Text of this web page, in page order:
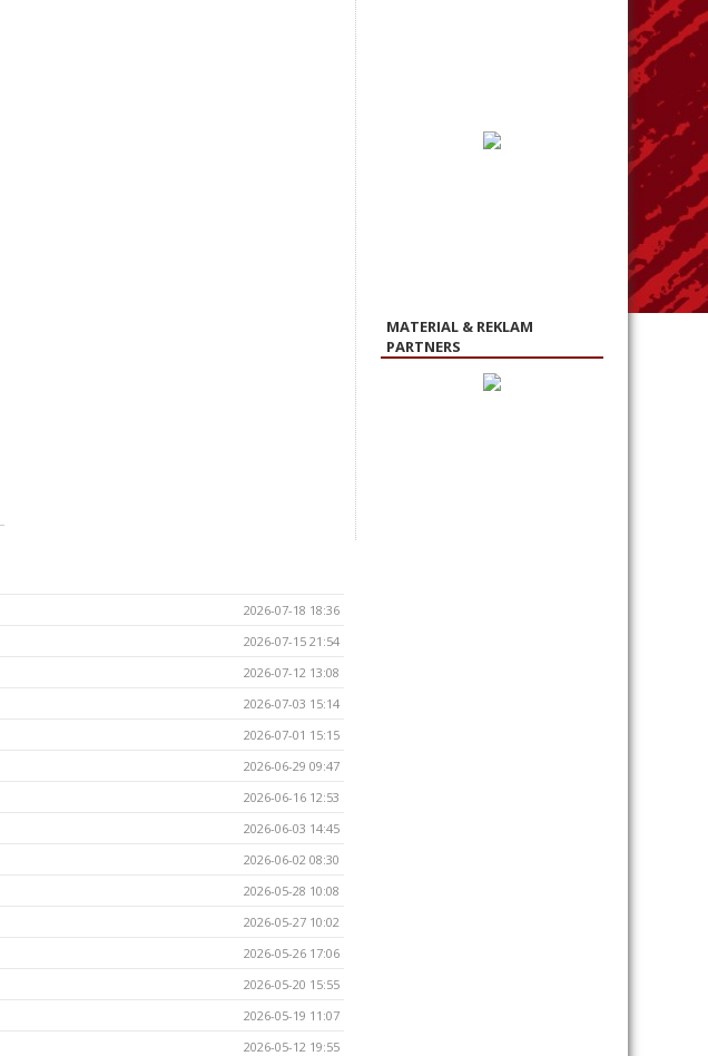
2026-07-18 18:36
2026-07-15 21:54
2026-07-12 13:08
2026-07-03 15:14
2026-07-01 15:15
2026-06-29 09:47
2026-06-16 12:53
2026-06-03 14:45
2026-06-02 08:30
2026-05-28 10:08
2026-05-27 10:02
2026-05-26 17:06
2026-05-20 15:55
2026-05-19 11:07
2026-05-12 19:55
MATERIAL & REKLAM
PARTNERS